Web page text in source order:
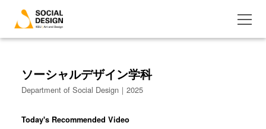
ソーシャルデザイン学科
Department of Social Design｜2025
Today's Recommended Video